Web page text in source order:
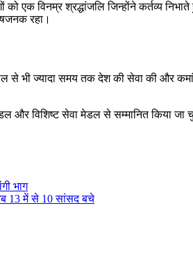
एक विनम्र श्रद्धांजलि जिन्होंने कर्तव्य
रहा।
से भी ज्यादा समय तक देश की सेवा की
और विशिष्ट सेवा मेडल से सम्मानित
भाग
13 में से 10 सांसद बचे